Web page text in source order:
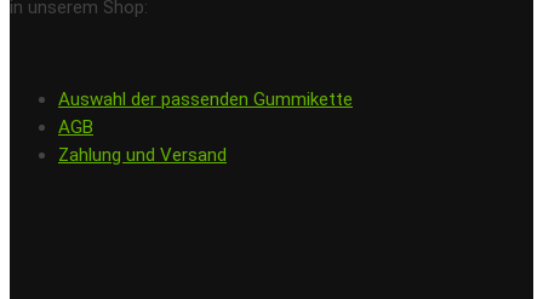
in unserem Shop:
Auswahl der passenden Gummikette
AGB
Zahlung und Versand